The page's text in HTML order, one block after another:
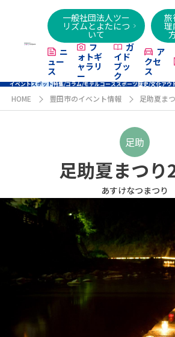
一般社団法人ツー
リズムとよたにつ
いて
旅
理
ニ
ュー
ス
フ
ォトギ
ャラリ
ー
ガ
イド
ブッ
ク
ア
クセ
ス
イベントスポット特集/コラム/モデルコーススポーツ歴史/文化アウ
HOME 豊田市のイベント情報 足助夏ま
足助
足助夏まつり
あすけなつまつり